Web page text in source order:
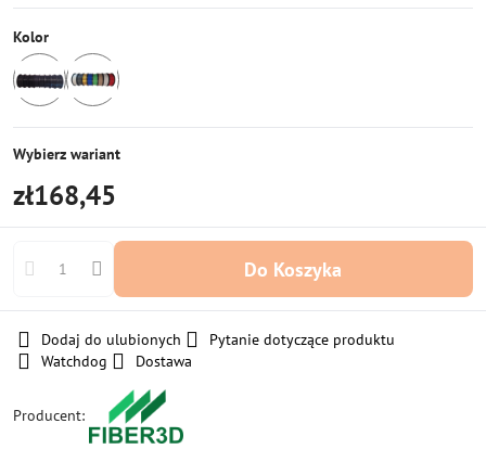
Kolor
Skladem
500
1000
Skladem
500
1000
Wybierz wariant
zł168,45
Do Koszyka
Dodaj do ulubionych
Pytanie dotyczące produktu
Watchdog
Dostawa
Producent: